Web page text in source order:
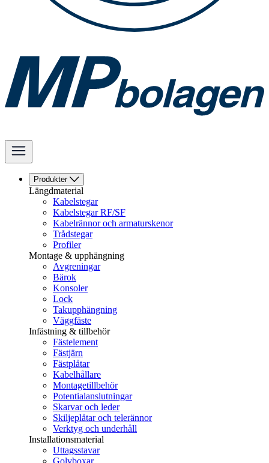
Produkter
Längdmaterial
Kabelstegar
Kabelstegar RF/SF
Kabelrännor och armaturskenor
Trådstegar
Profiler
Montage & upphängning
Avgreningar
Bärok
Konsoler
Lock
Takupphängning
Väggfäste
Infästning & tillbehör
Fästelement
Fästjärn
Fästplåtar
Kabelhållare
Montagetillbehör
Potentialanslutningar
Skarvar och leder
Skiljeplåtar och telerännor
Verktyg och underhåll
Installationsmaterial
Uttagsstavar
Golvboxar